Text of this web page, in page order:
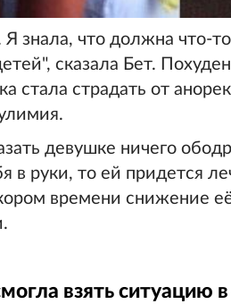
знала, что должна что-
сказала Бет.
стала страдать от
девушке ничего
в руки, то ей придется
времени снижение
взять ситуацию